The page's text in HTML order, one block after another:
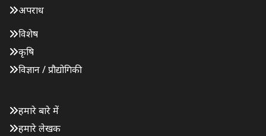
अपराध
विशेष
कृषि
विज्ञान / प्रौद्योगिकी
हमारे बारे में
हमारे लेखक